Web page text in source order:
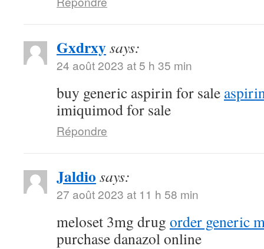
Gxdrxysays:
24 août 2023 at 5 h 35 min
buy generic aspirin for sale
imiquimod for sale
Répondre
Jaldio says:
27 août 2023 at 11 h 58 min
meloset 3mg drug order generic
purchase danazol online